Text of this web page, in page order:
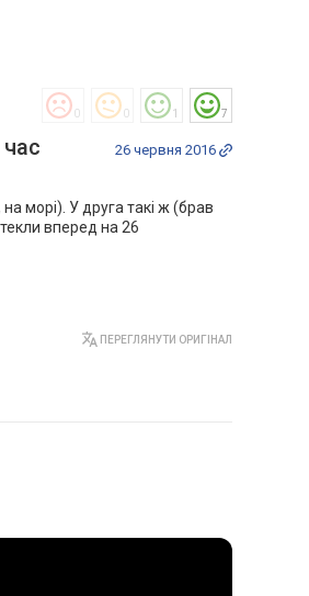
0 0 1 7
26 червня 2016
морі). У друга такі ж (брав
вперед на 26
ПЕРЕГЛЯНУТИ ОРИГІНАЛ